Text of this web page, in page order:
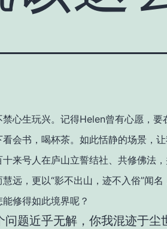
禁心生玩兴。记得Helen曾有心愿，
看会书，喝杯茶。如此恬静的场景，
十来号人在庐山立誓结社、共修佛法
远，更以“影不出山，迹不入俗”闻
修得如此境界呢？
问题近乎无解，你我混迹于尘